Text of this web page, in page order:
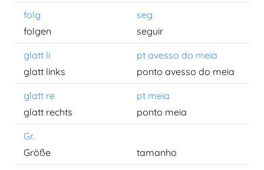
folg
seg
folgen
seguir
glatt li
pt avesso do meia
glatt links
ponto avesso do meia
glatt re
pt meia
glatt rechts
ponto meia
Gr.
Größe
tamanho